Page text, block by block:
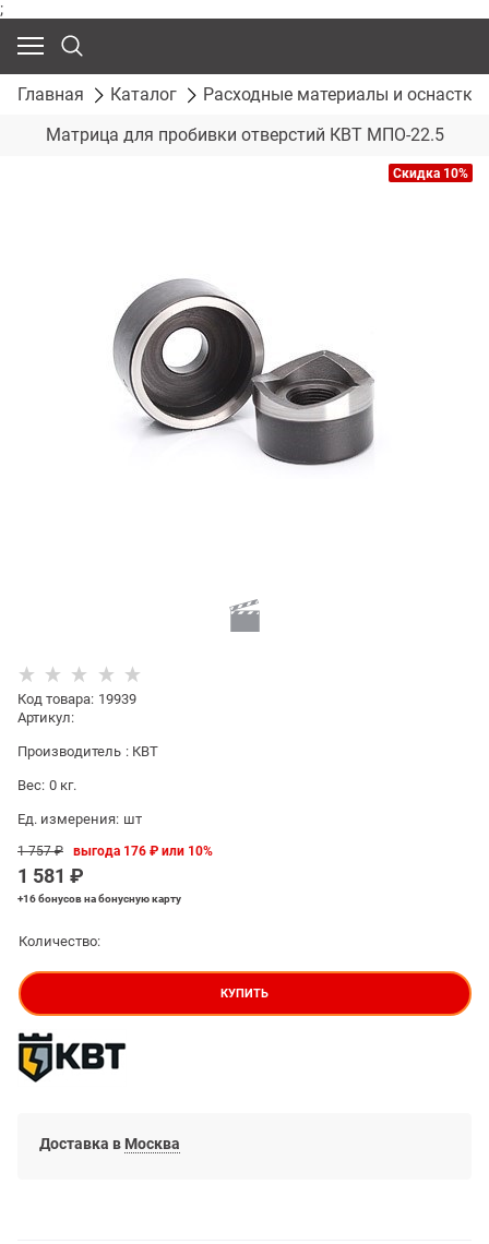
;
Главная Каталог
Расходные материалы и оснастка
Матрица для пробивки отверстий КВТ МПО-22.5
Скидка 10%
Код товара: 19939
Артикул:
Производитель : КВТ
Вес: 0 кг.
Ед. измерения: шт
1 757 ₽
1 581 ₽
выгода 176 ₽ или 10%
+16 бонусовна бонусную карту
Количество:
КУПИТЬ
Доставка в Москва